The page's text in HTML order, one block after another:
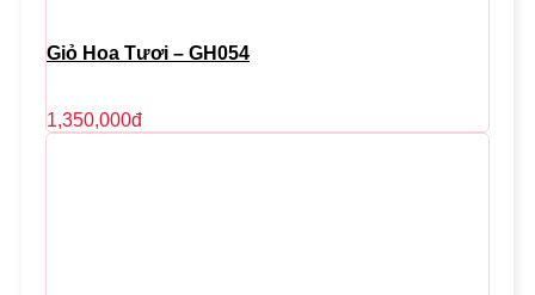
Giỏ Hoa Tươi – GH054
1,350,000đ